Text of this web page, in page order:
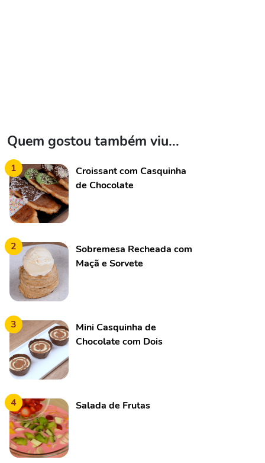
Quem gostou também viu...
1
Croissant com Casquinha
de Chocolate
2
Sobremesa Recheada com
Maçã e Sorvete
3
Mini Casquinha de
Chocolate com Dois
4 Salada de Frutas